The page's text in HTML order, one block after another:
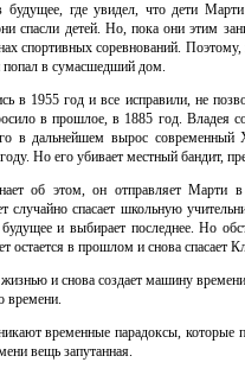
будущее, где увидел, что дети
спасли детей. Но, пока они этим
спортивных соревнований.
попал в сумасшедший дом.
в 1955 год и все исправили, не
в прошлое, в 1885 год. Владея
в дальнейшем вырос
Но его убивает местный бандит,
об этом, он отправляет
спасает школьную
и выбирает последнее. Но
остается в прошлом и снова спасает
и снова создает машину
времени.
временные парадоксы,
вещь запутанная.